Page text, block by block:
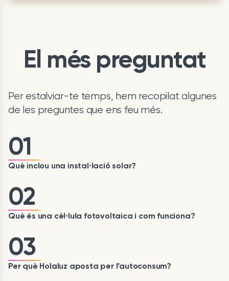
El més preguntat
Per estalviar-te temps, hem recopilat algunes
de les preguntes que ens feu més.
01
Què inclou una instal·lació solar?
02
Què és una cèl·lula fotovoltaica i com funciona?
03
Per què Holaluz aposta per l’autoconsum?